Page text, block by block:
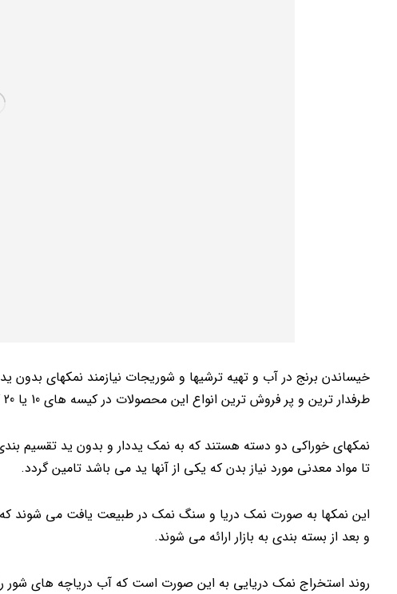
خیساندن برنج در آب و تهیه ترشیها و شوریجات نیازمند نمکهای
طرفدار ترین و پر فروش ترین انواع این محصولات در کیسه های 10 یا 20 کیلویی بسته بندی می شوند و با این حجمها ارائه می شوند.
نمکهای خوراکی دو دسته هستند که به نمک یددار و بدون ید تقسیم
تا مواد معدنی مورد نیاز بدن که یکی از آنها ید می باشد تامین گردد.
این نمکها به صورت نمک دریا و سنگ نمک در طبیعت یافت می شوند
و بعد از بسته بندی به بازار ارائه می شوند.
روند استخراج نمک دریایی به این صورت است که آب دریاچه های شور